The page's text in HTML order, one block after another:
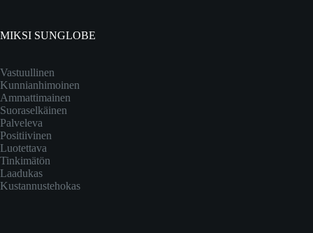
MIKSI SUNGLOBE
Vastuullinen
Kunnianhimoinen
Ammattimainen
Suoraselkäinen
Palveleva
Positiivinen
Luotettava
Tinkimätön
Laadukas
Kustannustehokas